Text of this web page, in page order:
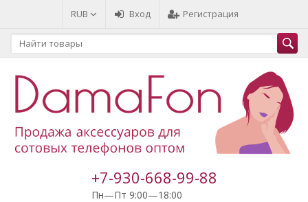
RUB Вход Регистрация
+7-930-668-99-88
Пн—Пт 9:00—18:00